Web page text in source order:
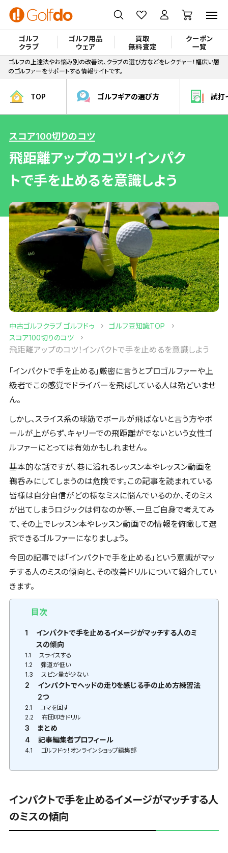
ゴルフ
クラブ
ゴルフ用品
ウェア
買取
無料査定
クーポン
一覧
ゴルフの上達法やお悩み別の改善法、クラブの選び方などをレクチャー！幅広い層
のゴルファーをサポートする情報サイトです。
TOP ゴルフギアの選び方 試打
飛距離アップのコツ！インパク
トで手を止めるを意識しよう
スコア100切りのコツ
中古ゴルフクラブ ゴルフドゥ
ゴルフ豆知識TOP
スコア100切りのコツ
飛距離アップのコツ！インパクトで手を止めるを意識しよう
「インパクトで手を止める」厳密に言うとプロゴルファーや上
級者でこの感覚でドライバーを飛ばしている人は殆どいませ
ん。
しかし、スライス系の球筋でボールが飛ばないと言う方やボ
ールが上がらず、キャリーでの飛距離がでないという女性ゴ
ルファーにとっては有効かもしれません。
基本的な話ですが、巷に溢れるレッスン本やレッスン動画を
鵜呑みにしてしまうのは危険です。この記事を読まれている
皆様は自分自信がどの様なミスに悩んでいるのか、そのミス
が出てしまうロジックは何なのか等、一旦ご自身で考えてみ
て、その上でレッスン本やレッスン動画での情報を俯瞰して選
択できるゴルファーになりましょう。
今回の記事では「インパクトで手を止める」という意識がマッ
チする人のミスの傾向と、その改善ドリルについて紹介してい
きます。
目次
1
インパクトで手を止めるイメージがマッチする人のミ
スの傾向
1.1
スライスする
1.2
弾道が低い
1.3
スピン量が少ない
2
インパクトでヘッドの走りを感じる手の止め方練習法
2つ
2.1
コマを回す
2.2
布団叩きドリル
3
まとめ
4
記事編集者プロフィール
4.1 ゴルフドゥ！オンラインショップ編集部
インパクトで手を止めるイメージがマッチする人
のミスの傾向